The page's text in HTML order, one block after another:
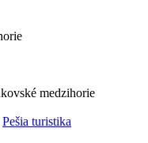
medzihorie
Pešia turistika